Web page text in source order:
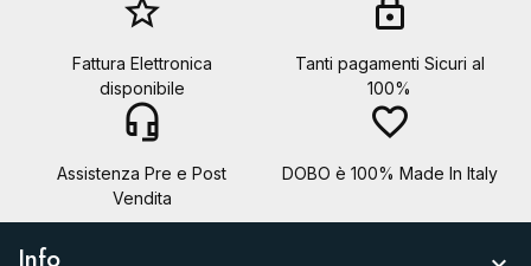
star_border
Fattura Elettronica
disponibile
lock
Tanti pagamenti Sicuri al
100%
headset_mic
Assistenza Pre e Post
Vendita
favorite_border
DOBO è 100% Made In Italy
Info